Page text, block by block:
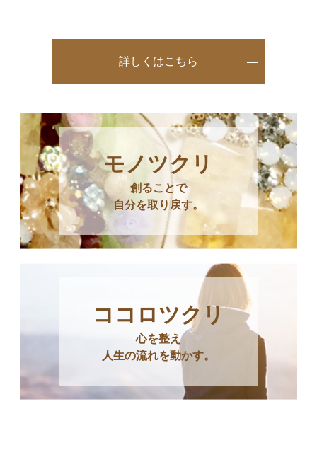
詳しくはこちら
モノツクリ
創ることで
自分を取り戻す。
ココロツクリ
心を整え
人生の流れを動かす。